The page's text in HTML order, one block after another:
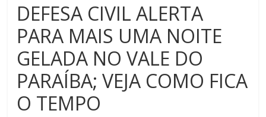
DEFESA CIVIL ALERTA
PARA MAIS UMA NOITE
GELADA NO VALE DO
PARAÍBA; VEJA COMO FICA
O TEMPO